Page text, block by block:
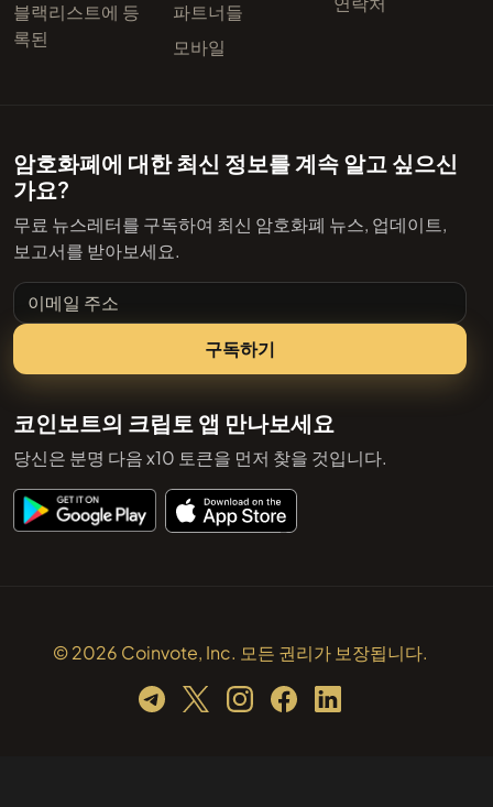
블랙리스트에 등
록된
파트너들
모바일
암호화폐에 대한 최신 정보를 계속 알고 싶으신
가요?
무료 뉴스레터를 구독하여 최신 암호화폐 뉴스, 업데이트,
보고서를 받아보세요.
이메일 주소
구독하기
코인보트의 크립토 앱 만나보세요
당신은 분명 다음 x10 토큰을 먼저 찾을 것입니다.
© 2026 Coinvote, Inc. 모든 권리가 보장됩니다.